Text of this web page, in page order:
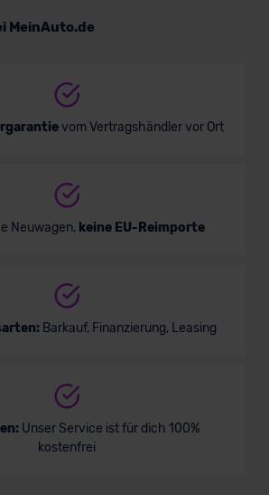
MeinAuto.de
vom Vertragshändler vor Ort
Neuwagen, keine EU-Reimporte
Barkauf, Finanzierung, Leasing
Unser Service ist für dich 100%
kostenfrei